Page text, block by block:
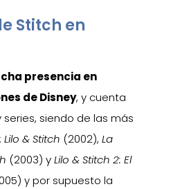
Stitch en
presencia en
de Disney, y cuenta
siendo de las más
Lilo & Stitch (2002), La
(2003) yLilo & Stitch 2: El
y por supuesto la